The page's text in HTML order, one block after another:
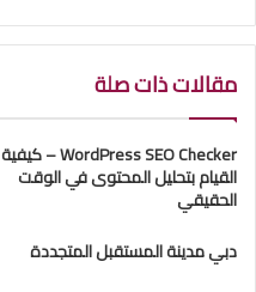
مقالات ذات صلة
WordPress SEO Checker – كيفية
القيام بتحليل المحتوى في الوقت
الحقيقي
دبي مدينة المستقبل المتجددة